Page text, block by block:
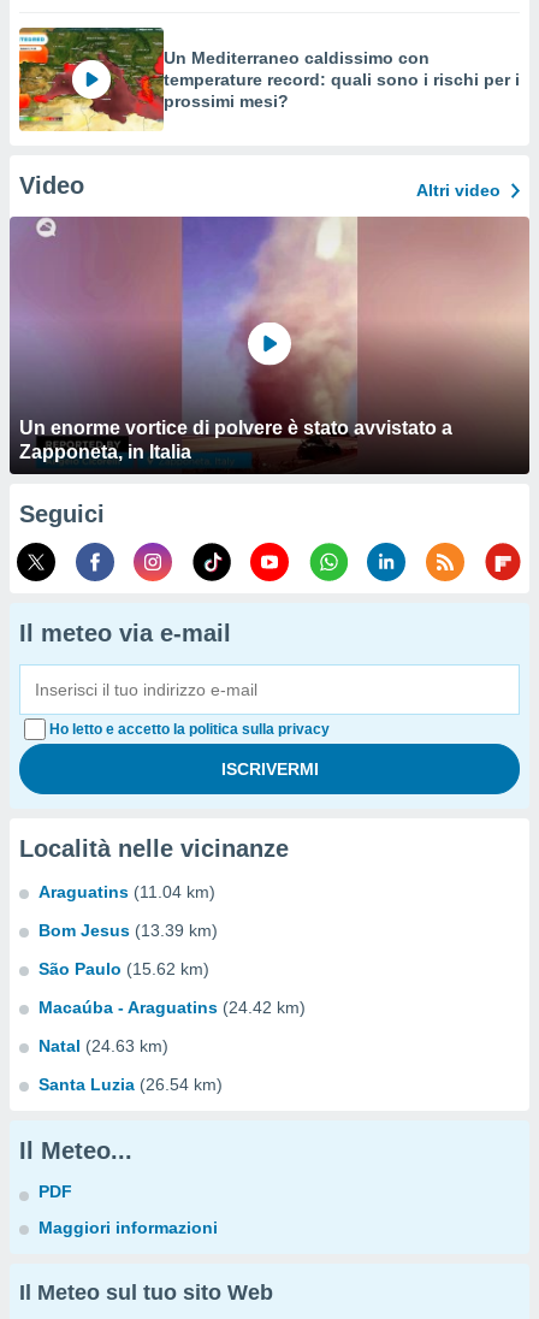
Un Mediterraneo caldissimo con
temperature record: quali sono i rischi per i
prossimi mesi?
Video Altri video
Un enorme vortice di polvere è stato avvistato a
Zapponeta, in Italia
Seguici
Il meteo via e-mail
Ho letto e accetto la politica sulla privacy
Località nelle vicinanze
Araguatins (11.04 km)
Bom Jesus (13.39 km)
São Paulo (15.62 km)
Macaúba - Araguatins (24.42 km)
Natal (24.63 km)
Santa Luzia (26.54 km)
Il Meteo...
PDF
Maggiori informazioni
Il Meteo sul tuo sito Web